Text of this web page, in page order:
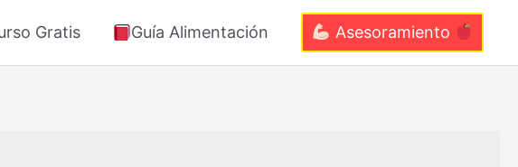
Gratis Guía Alimentación Asesoramiento